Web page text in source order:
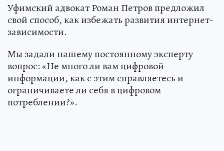
Уфимский адвокат Роман Петров предложил
свой способ, как избежать развития интернет-
зависимости.
Мы задали нашему постоянному эксперту
вопрос: «Не много ли вам цифровой
информации, как с этим справляетесь и
ограничиваете ли себя в цифровом
потреблении?».